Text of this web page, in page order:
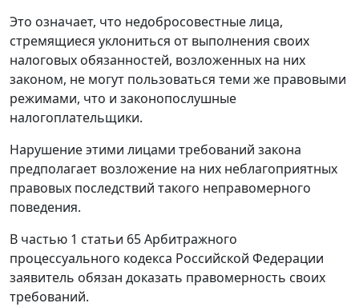
Это означает, что недобросовестные лица,
стремящиеся уклониться от выполнения своих
налоговых обязанностей, возложенных на них
законом, не могут пользоваться теми же правовыми
режимами, что и законопослушные
налогоплательщики.
Нарушение этими лицами требований закона
предполагает возложение на них неблагоприятных
правовых последствий такого неправомерного
поведения.
В частью 1 статьи 65Арбитражного
процессуального кодекса Российской Федерации
заявитель обязан доказать правомерность своих
требований.